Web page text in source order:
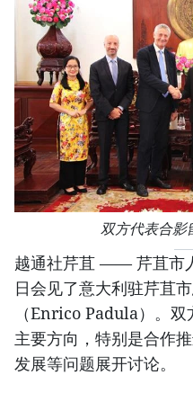
双方代表合影
越通社芹苴 —— 芹苴市
日会见了意大利驻芹苴
（Enrico Padula）。
主要方向，特别是合作
发展等问题展开讨论。